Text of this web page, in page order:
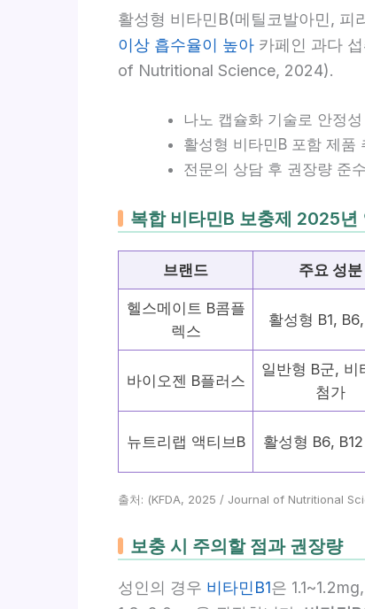
활성형 비타민B(메틸코발아민,
이상 흡수율이 높아 카페인 과다
of Nutritional Science, 2024).
나노 캡슐화 기술로 안정
활성형 비타민B 포함 제품
전문의 상담 후 권장량 준
복합 비타민B 보충제 2025년
브랜드 주요 성분
헬스메이트 B콤플
렉스
활성형 B1,
바이오젠 B플러스
일반형 B군, 비
첨가
뉴트리랩 액티브B 활성형 B6,
출처: (KFDA, 2025 / Journal of Nutritional
보충 시 주의할 점과 권장량
성인의 경우 비타민B1은 1.1~1.2mg,